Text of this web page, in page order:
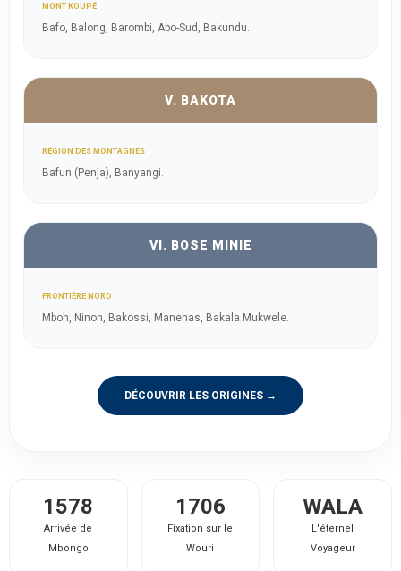
MONT KOUPÉ
Bafo, Balong, Barombi, Abo-Sud, Bakundu.
V. BAKOTA
RÉGION DES MONTAGNES
Bafun (Penja), Banyangi.
VI. BOSE MINIE
FRONTIÈRE NORD
Mboh, Ninon, Bakossi, Manehas, Bakala Mukwele.
DÉCOUVRIR LES ORIGINES →
1578
Arrivée de
Mbongo
1706
Fixation sur le
Wouri
WALA
L'éternel
Voyageur